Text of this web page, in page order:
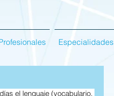
Especialidades
el lenguaje (vocabulario,